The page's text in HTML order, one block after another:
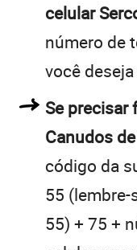
celular
número de
você
Se precisar
Canudos
código da
55 (lembre-
55) + 75 +